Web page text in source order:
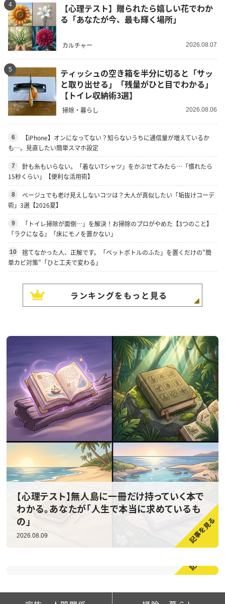
4
【心理テスト】贈られたら嬉しい花でわか
る「あなたが今、最も輝く場所」
カルチャー 2026.08.07
5
ティッシュの空き箱を半分に切ると「サッ
と取り出せる」「残量がひと目でわかる」
【トイレ収納術3選】
掃除・暮らし 2026.08.06
6
【iPhone】オンになってない？知らないうちに通信量が増えているか
も…。見直したい簡単スマホ設定
7
針も糸もいらない。「着ないTシャツ」をかぶせてみたら…「慣れたら
15秒くらい」【便利な活用術】
8
ベージュでも老け見えしないコツは？大人が真似したい「垢抜けコーデ
術」3選【2026夏】
9
「トイレ掃除が面倒…」を解決！お掃除のプロがやめた【3つのこと】
「ラクになる」「床にモノを置かない」
10
捨てなかった人、正解です。「ペットボトルのふた」を置くだけの"簡
単カビ対策"「ひと工夫で変わる」
ランキングをもっと見る
【心理テスト】無人島に一冊だけ持っていく本で
わかる。あなたが「人生で本当に求めているも
の」
2026.08.09